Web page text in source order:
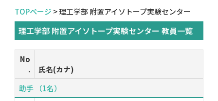
TOPページ > 理工学部 附置アイソトープ実験センター
理工学部 附置アイソトープ実験センター 教員一覧
No
.
氏名(カナ)
助手 （1名）